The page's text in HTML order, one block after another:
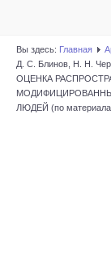
Вы здесь: Главная
Д. С. Блинов, Н. Н.
ОЦЕНКА
ЛЮДЕЙ (по